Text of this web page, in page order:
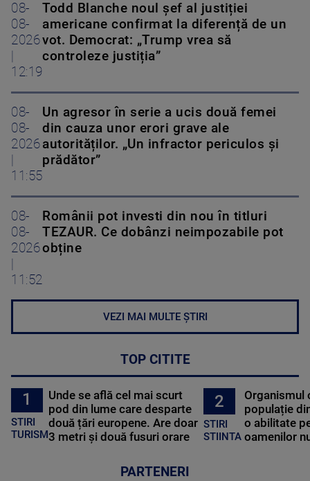
08-
08-
2026
12:19
Todd Blanche noul șef al justiției
americane confirmat la diferență de un
vot. Democrat: „Trump vrea să
controleze justiția”
08-
08-
2026
11:55
Un agresor în serie a ucis două femei
din cauza unor erori grave ale
autorităților. „Un infractor periculos și
prădător”
08-
08-
2026
11:52
Românii pot investi din nou în titluri
TEZAUR. Ce dobânzi neimpozabile pot
obține
VEZI MAI MULTE ȘTIRI
TOP CITITE
1
STIRI
TURISM
Unde se află cel mai scurt
pod din lume care desparte
două țări europene. Are doar
3 metri și două fusuri orare
2
STIRI
STIINTA
Organismul
populație
o abilitate
oamenilor
PARTENERI